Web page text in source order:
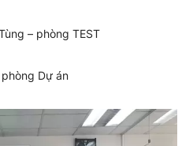
– phòng TEST
phòng Dự án